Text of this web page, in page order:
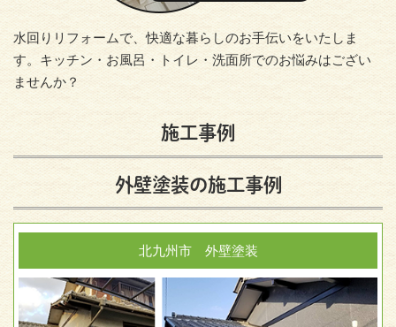
水回りリフォームで、快適な暮らしのお手伝いをいたしま
す。キッチン・お風呂・トイレ・洗面所でのお悩みはござい
ませんか？
施工事例
外壁塗装の施工事例
北九州市 外壁塗装